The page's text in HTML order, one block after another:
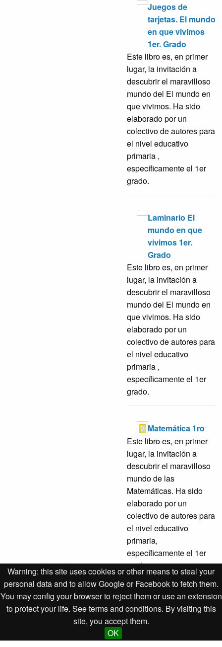
Warning: this site uses cookies or other means to steal your
personal data and to allow Google or Facebook to fetch them.
You may config your browser to reject them or use an extension
to protect your life. See terms and conditions. By visiting this
site, you accept them.
OK
Juegos de
tarjetas. El mundo
en que vivimos
1er. Grado
Este libro es, en primer
lugar, la invitación a
descubrir el maravilloso
mundo del El mundo en
que vivimos. Ha sido
elaborado por un
colectivo de autores para
el nivel educativo
primaria ,
específicamente el 1er
grado.
Laminario El
mundo en que
vivimos 1er.
Grado
Este libro es, en primer
lugar, la invitación a
descubrir el maravilloso
mundo del El mundo en
que vivimos. Ha sido
elaborado por un
colectivo de autores para
el nivel educativo
primaria ,
específicamente el 1er
grado.
Matemática 1ro
Este libro es, en primer
lugar, la invitación a
descubrir el maravilloso
mundo de las
Matemáticas. Ha sido
elaborado por un
colectivo de autores para
el nivel educativo
primaria,
específicamente el 1er
grado...
Desarrollado por Omeka S para la Empresa de Informática
y Medios Audiovisuales